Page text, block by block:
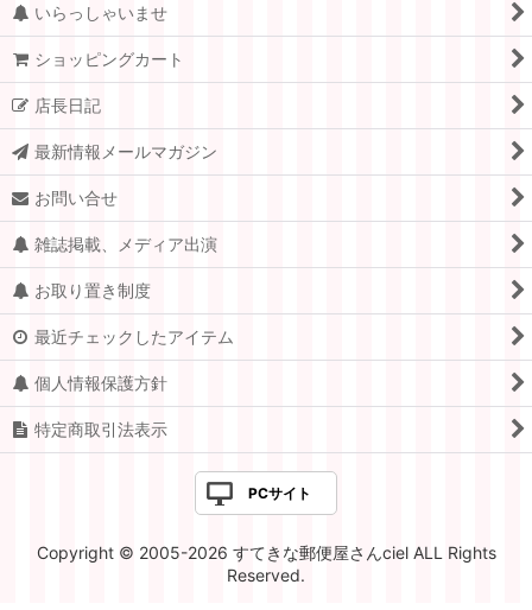
ノルウェー
フランス
スイス
ドイツ.ベルリン
チェコ
アメリカ
イギリス
ポーランド
イタリア
ルーマニア
いらっしゃいませ
ショッピングカート
店長日記
最新情報メールマガジン
お問い合せ
雑誌掲載、メディア出演
お取り置き制度
最近チェックしたアイテム
個人情報保護方針
特定商取引法表示
PCサイト
Copyright © 2005-2026 すてきな郵便屋さんciel ALL Rights
Reserved.